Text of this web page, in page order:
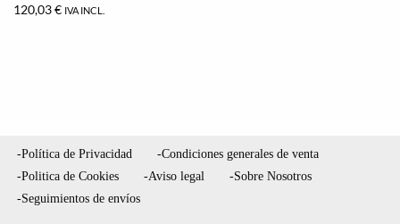
120,03€ IVA INCL.
-Política de Privacidad
-Condiciones generales de venta
-Politica de Cookies
-Aviso legal
-Sobre Nosotros
-Seguimientos de envíos